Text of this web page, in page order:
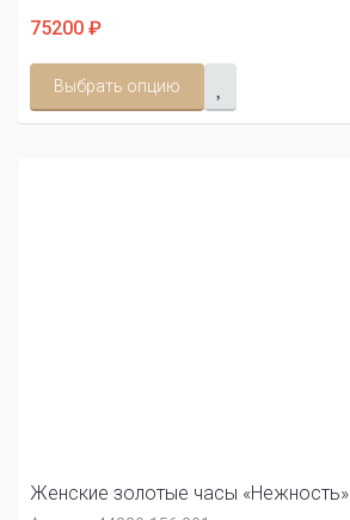
75200 ₽
Выбрать опцию
Женские золотые часы «Нежность»